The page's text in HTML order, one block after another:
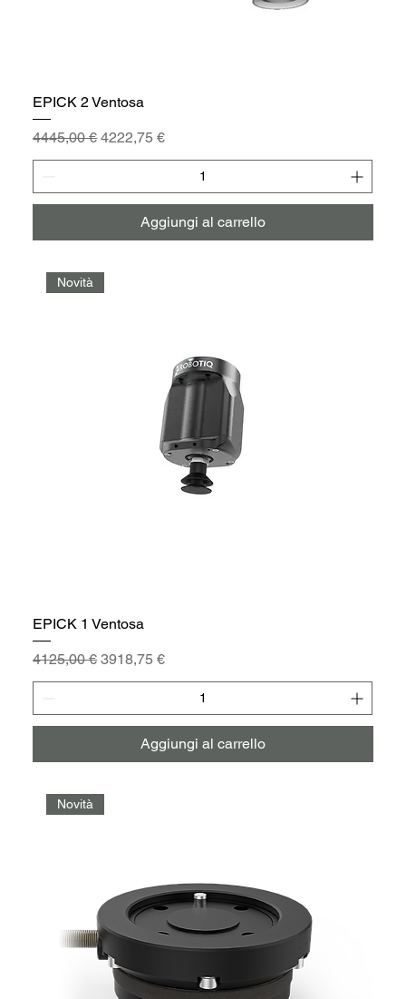
EPICK 2 Ventosa
Prezzo regolare
4445,00 €Prezzo scontato
4222,75 €
Aggiungi al carrello
Novità
EPICK 1 Ventosa
Prezzo regolare
4125,00 €Prezzo scontato
3918,75 €
Aggiungi al carrello
Novità